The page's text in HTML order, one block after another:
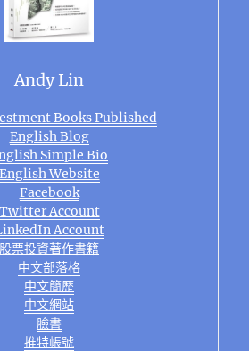
Andy Lin
Books Published
English Blog
Simple Bio
English Website
Facebook
Twitter Account
Account
股票投資著作書籍
中文部落格
中文簡歷
中文網站
臉書
推特帳號